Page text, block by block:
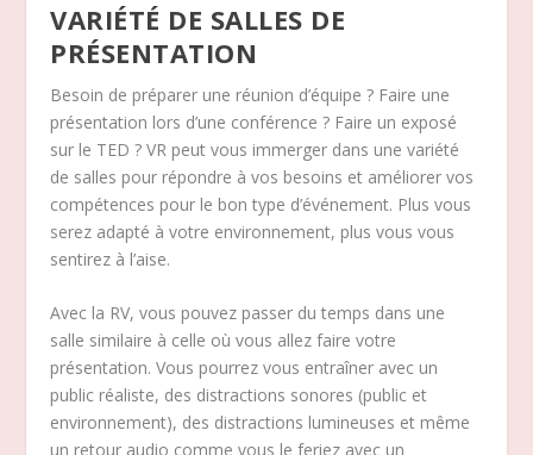
VARIÉTÉ DE SALLES DE
PRÉSENTATION
Besoin de préparer une réunion d’équipe ? Faire une
présentation lors d’une conférence ? Faire un exposé
sur le TED ? VR peut vous immerger dans une variété
de salles pour répondre à vos besoins et améliorer vos
compétences pour le bon type d’événement. Plus vous
serez adapté à votre environnement, plus vous vous
sentirez à l’aise.
Avec la RV, vous pouvez passer du temps dans une
salle similaire à celle où vous allez faire votre
présentation. Vous pourrez vous entraîner avec un
public réaliste, des distractions sonores (public et
environnement), des distractions lumineuses et même
un retour audio comme vous le feriez avec un